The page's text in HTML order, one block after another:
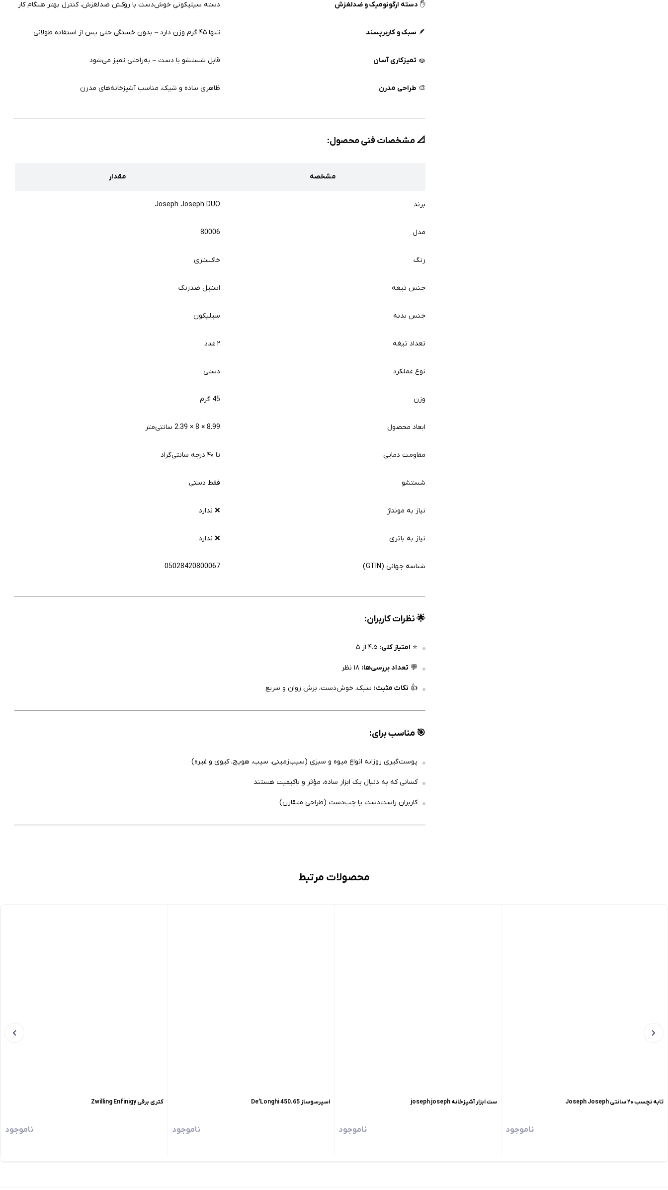
✋ دسته ارگونومیک و ضدلغزش دسته سیلیکونی خوش‌دست با روکش ضدلغزش، کنترل بهتر هنگام کار
🪶 سبک و کاربرپسند تنها ۴۵ گرم وزن دارد – بدون خستگی حتی پس از استفاده طولانی
🧽 تمیزکاری آسان قابل شستشو با دست – به‌راحتی تمیز می‌شود
🎨 طراحی مدرن ظاهری ساده و شیک، مناسب آشپزخانه‌های مدرن
📐مشخصات فنی محصول:
مشخصه مقدار
برند Joseph Joseph DUO
مدل 80006
رنگ خاکستری
جنس تیغه استیل ضدزنگ
جنس بدنه سیلیکون
تعداد تیغه ۲ عدد
نوع عملکرد دستی
وزن 45 گرم
ابعاد محصول 8.99 × 8 × 2.39 سانتی‌متر
مقاومت دمایی تا ۴۰ درجه سانتی‌گراد
شستشو فقط دستی
نیاز به مونتاژ ❌ ندارد
نیاز به باتری ❌ ندارد
شناسه جهانی (GTIN) 05028420800067
🌟نظرات کاربران:
⭐️ امتیاز کلی:
💬 تعداد بررسی‌ها:
👍 نکات مثبت: سبک، خوش‌دست، برش روان و سریع
🎯 مناسب برای:
پوست‌گیری روزانه انواع میوه‌ و سبزی (سیب‌زمینی، سیب، هویج، کیوی و غیره)
کسانی که به دنبال یک ابزار ساده، مؤثر و باکیفیت هستند
کاربران راست‌دست یا چپ‌دست (طراحی متقارن)
محصولات مرتبط
تابه نچسب ۲۰ سانتی Joseph Joseph
ناموجود
ست ابزار آشپزخانه joseph joseph
ناموجود
اسپرسوساز De’Longhi 450.65
ناموجود
کتری برقی Zwilling Enfinigy
ناموجود